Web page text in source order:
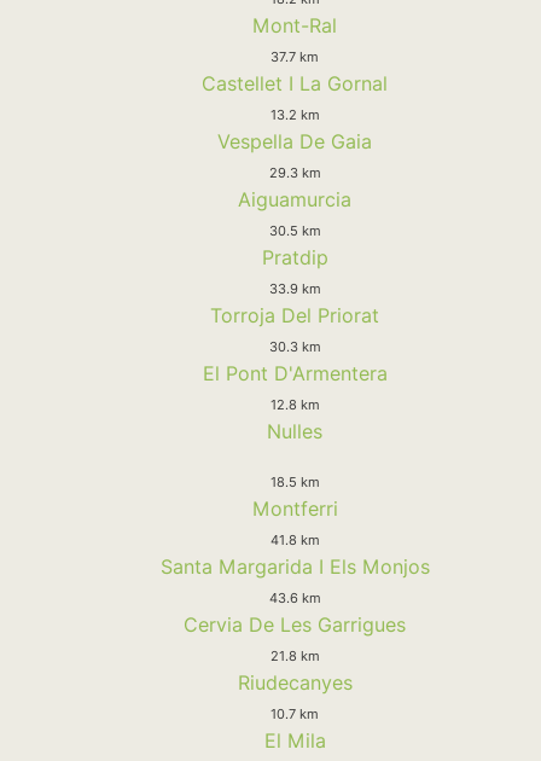
Mont-Ral
37.7 km
Castellet I La Gornal
13.2 km
Vespella De Gaia
29.3 km
Aiguamurcia
30.5 km
Pratdip
33.9 km
Torroja Del Priorat
30.3 km
El Pont D'Armentera
12.8 km
Nulles
18.5 km
Montferri
41.8 km
Santa Margarida I Els Monjos
43.6 km
Cervia De Les Garrigues
21.8 km
Riudecanyes
10.7 km
El Mila